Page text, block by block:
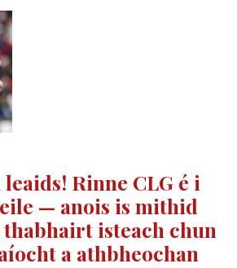
Rinne CLG é i
— anois is mithid
thabhairt isteach chun
a athbheochan